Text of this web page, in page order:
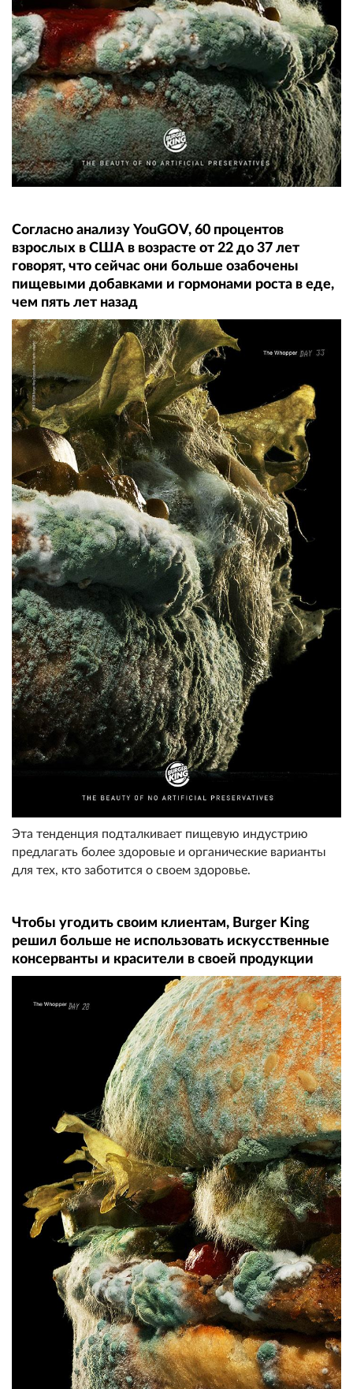
Согласно анализу YouGOV, 60 процентов
взрослых в США в возрасте от 22 до 37 лет
говорят, что сейчас они больше озабочены
пищевыми добавками и гормонами роста в еде,
чем пять лет назад
Эта тенденция подталкивает пищевую индустрию
предлагать более здоровые и органические варианты
для тех, кто заботится о своем здоровье.
Чтобы угодить своим клиентам, Burger King
решил больше не использовать искусственные
консерванты и красители в своей продукции